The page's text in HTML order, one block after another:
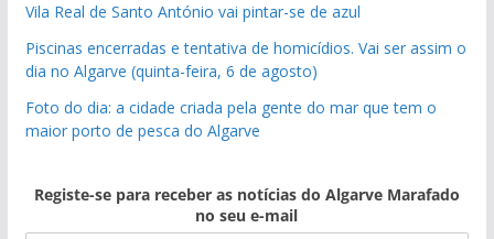
Vila Real de Santo António vai pintar-se de azul
Piscinas encerradas e tentativa de homicídios. Vai ser assim o
dia no Algarve (quinta-feira, 6 de agosto)
Foto do dia: a cidade criada pela gente do mar que tem o
maior porto de pesca do Algarve
Registe-se para receber as notícias do Algarve Marafado
no seu e-mail